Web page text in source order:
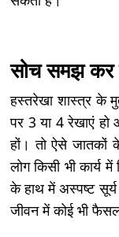
सोच समझ
हस्तरेखा शास्त्र के
पर 3 या 4 रेखाएं
हों। तो ऐसे जातकों
लोग किसी भी कार्य
के हाथ में अस्पष्ट
जीवन में कोई भी